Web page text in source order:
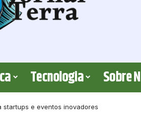
Tecnologia Sobre
e eventos inovadores